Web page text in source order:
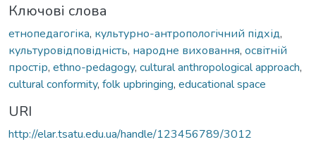
Ключові слова
етнопедагогіка, культурно-антропологічний підхід,
культуровідповідність, народне виховання, освітній
простір, ethno-pedagogy, cultural anthropological approach,
cultural conformity, folk upbringing, educational space
URI
http://elar.tsatu.edu.ua/handle/123456789/3012